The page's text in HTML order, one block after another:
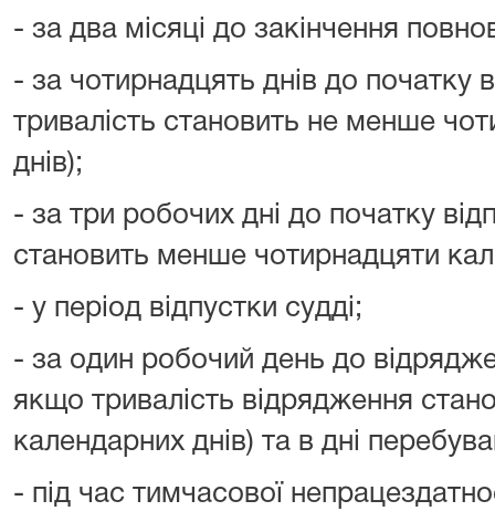
- за два місяці до закінчення
- за чотирнадцять днів до початку
тривалість становить не менше
днів);
- за три робочих дні до початку
становить менше чотирнадцяти
- у період відпустки судді;
- за один робочий день до
якщо тривалість відрядження
календарних днів) та в дні
- під час тимчасової